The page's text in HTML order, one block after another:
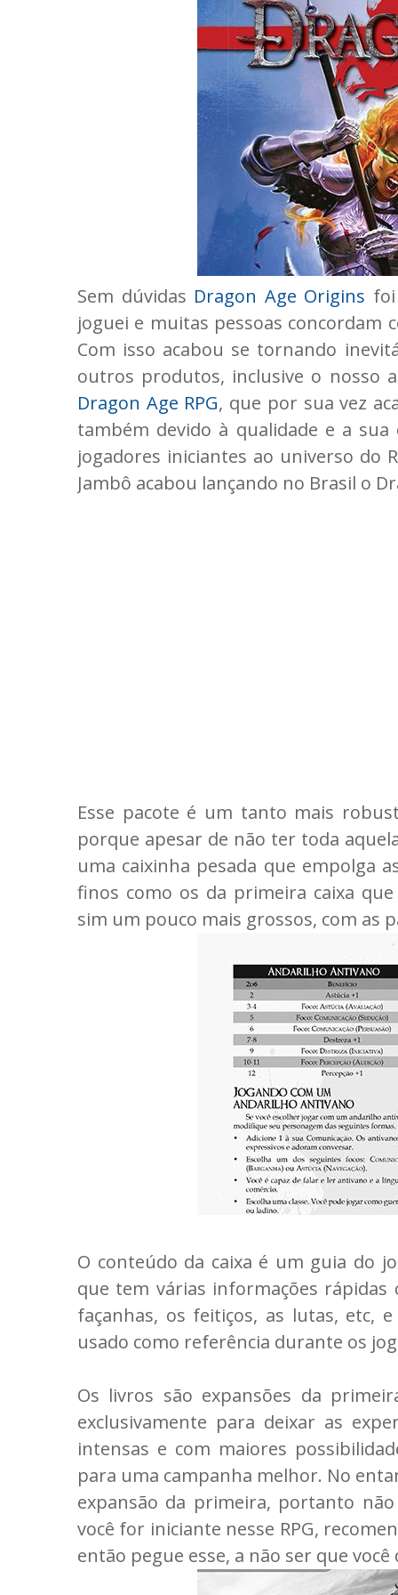
Sem dúvidas Dragon Age Origins
joguei e muitas pessoas concordam
Com isso acabou se tornando
outros produtos, inclusive o nosso
Dragon Age RPG, que por sua vez
também devido à qualidade e a
jogadores iniciantes ao universo do
Jambô acabou lançando no Brasil o
Esse pacote é um tanto mais
porque apesar de não ter toda
uma caixinha pesada que empolga
finos como os da primeira caixa
sim um pouco mais grossos, com as
O conteúdo da caixa é um guia do
que tem várias informações rápidas
façanhas, os feitiços, as lutas, etc,
usado como referência durante os
Os livros são expansões da
exclusivamente para deixar as
intensas e com maiores
para uma campanha melhor. No
expansão da primeira, portanto
você for iniciante nesse RPG,
então pegue esse, a não ser que